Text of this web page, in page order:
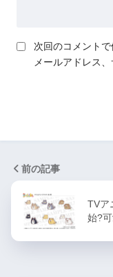
次回のコメント
メールアドレス
前の記事
TVア
始?